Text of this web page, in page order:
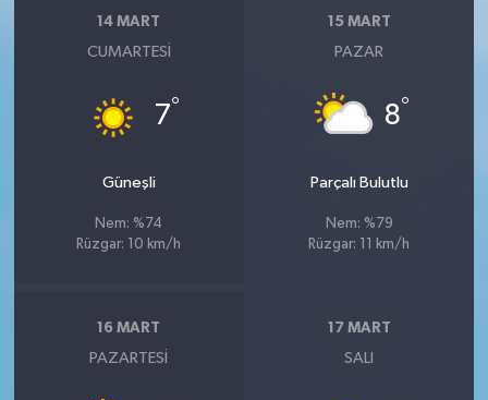
14 MART
CUMARTESI
7°
Güneşli
Nem: %74
Rüzgar: 10 km/h
15 MART
PAZAR
8°
Parçalı Bulutlu
Nem: %79
Rüzgar: 11 km/h
16 MART
PAZARTESI
17 MART
SALI